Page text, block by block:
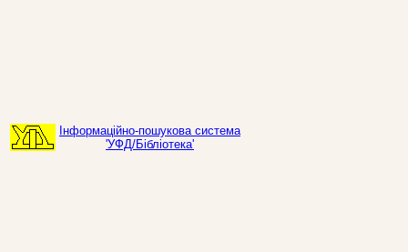
Інформаційно-пошукова система
'УФД/Бібліотека'